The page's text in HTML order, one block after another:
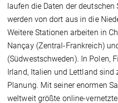
laufen die Daten der
werden von dort aus in die
Weitere Stationen arbeiten in
Nançay (Zentral-Frankreich)
(Südwestschweden). In Polen,
Irland, Italien und Lettland sind
Planung. Mit seiner enormen
weltweit größte online-